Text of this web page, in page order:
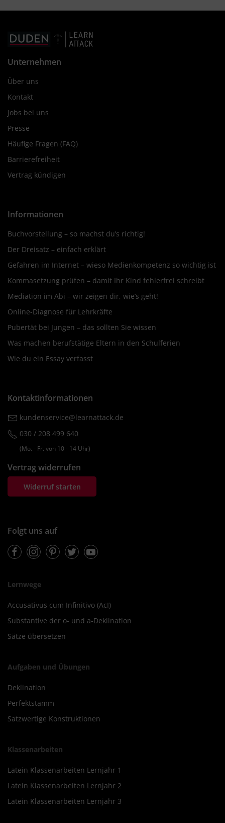
Unternehmen
Über uns
Kontakt
Jobs bei uns
Presse
Häufige Fragen (FAQ)
Barrierefreiheit
Vertrag kündigen
Informationen
Buchvorstellung – so machst du’s richtig!
Der Dreisatz – einfach erklärt
Gefahren im Internet – wieso Medienkompetenz so wichtig ist
Kommasetzung prüfen – damit Ihr Kind fehlerfrei schreibt
Mediation im Abi – wir zeigen dir, wie’s geht!
Online-Diagnose für Lehrkräfte
Pubertät bei Jungen – das sollten Sie wissen
Was machen berufstätige Eltern in den Schulferien
Wie du ein Essay verfasst
Kontaktinformationen
kundenservice@learnattack.de
030 / 208 499 640
(Mo. ‐ Fr. von 10 ‐ 14 Uhr)
Vertrag widerrufen
Widerruf starten
Folgt uns auf
FacebookInstagramPinterestTwitterYoutube
Lernwege
Accusativus cum Infinitivo (AcI)
Substantive der o- und a-Deklination
Sätze übersetzen
Aufgaben und Übungen
Deklination
Perfektstamm
Satzwertige Konstruktionen
Klassenarbeiten
Latein Klassenarbeiten Lernjahr 1
Latein Klassenarbeiten Lernjahr 2
Latein Klassenarbeiten Lernjahr 3